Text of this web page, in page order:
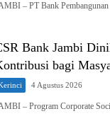
– PT Bank
Bank Jambi
bagi
4 Agustus 2026
– Program Corporate